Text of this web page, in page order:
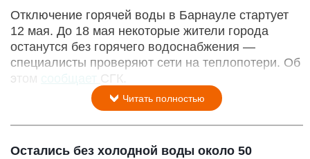
Отключение горячей воды в Барнауле стартует
12 мая. До 18 мая некоторые жители города
останутся без горячего водоснабжения —
специалисты проверяют сети на теплопотери. Об
этом
сообщает СГК.
Читать полностью
Остались без холодной воды около 50